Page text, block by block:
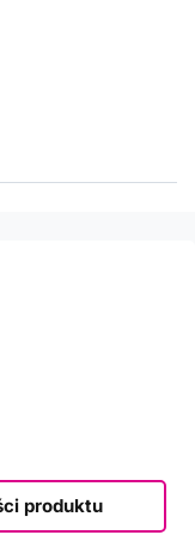
produktu